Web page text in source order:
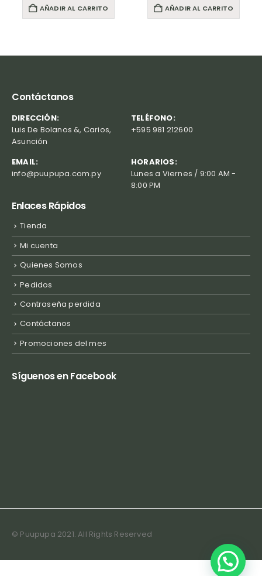
AÑADIR AL CARRITO AÑADIR AL CARRITO
Contáctanos
DIRECCIÓN:
Luis De Bolanos &, Carios,
Asunción
TELÉFONO:
+595 981 212600
EMAIL:
info@puupupa.com.py
HORARIOS:
Lunes a Viernes / 9:00 AM -
8:00 PM
Enlaces Rápidos
Tienda
Mi cuenta
Quienes Somos
Pedidos
Contraseña perdida
Contáctanos
Promociones del mes
Síguenos en Facebook
© Puupupa 2021. All Rights Reserved